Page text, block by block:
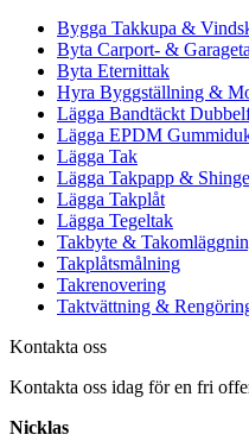
Bygga Takkupa &
Byta Carport- &
Byta Eternittak
Hyra Byggställning &
Lägga Bandtäckt
Lägga EPDM
Lägga Tak
Lägga Takpapp &
Lägga Takplåt
Lägga Tegeltak
Takbyte &
Takplåtsmålning
Takrenovering
Taktvättning &
Kontakta oss
Kontakta oss idag för en fri
Nicklas